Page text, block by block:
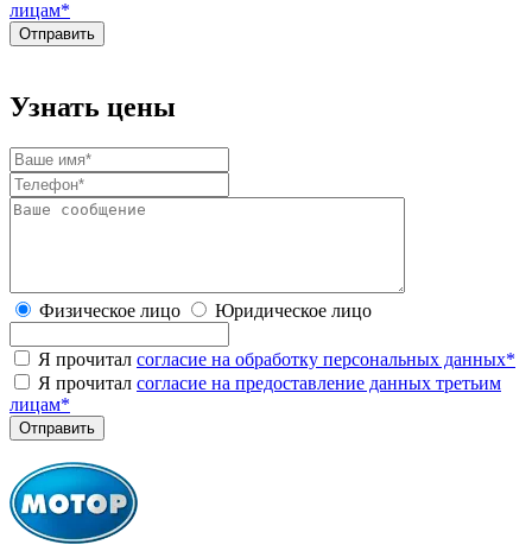
лицам*
Узнать цены
Физическое лицо Юридическое лицо
Я прочитал согласие на обработку персональных данных*
Я прочитал согласие на предоставление данных третьим
лицам*